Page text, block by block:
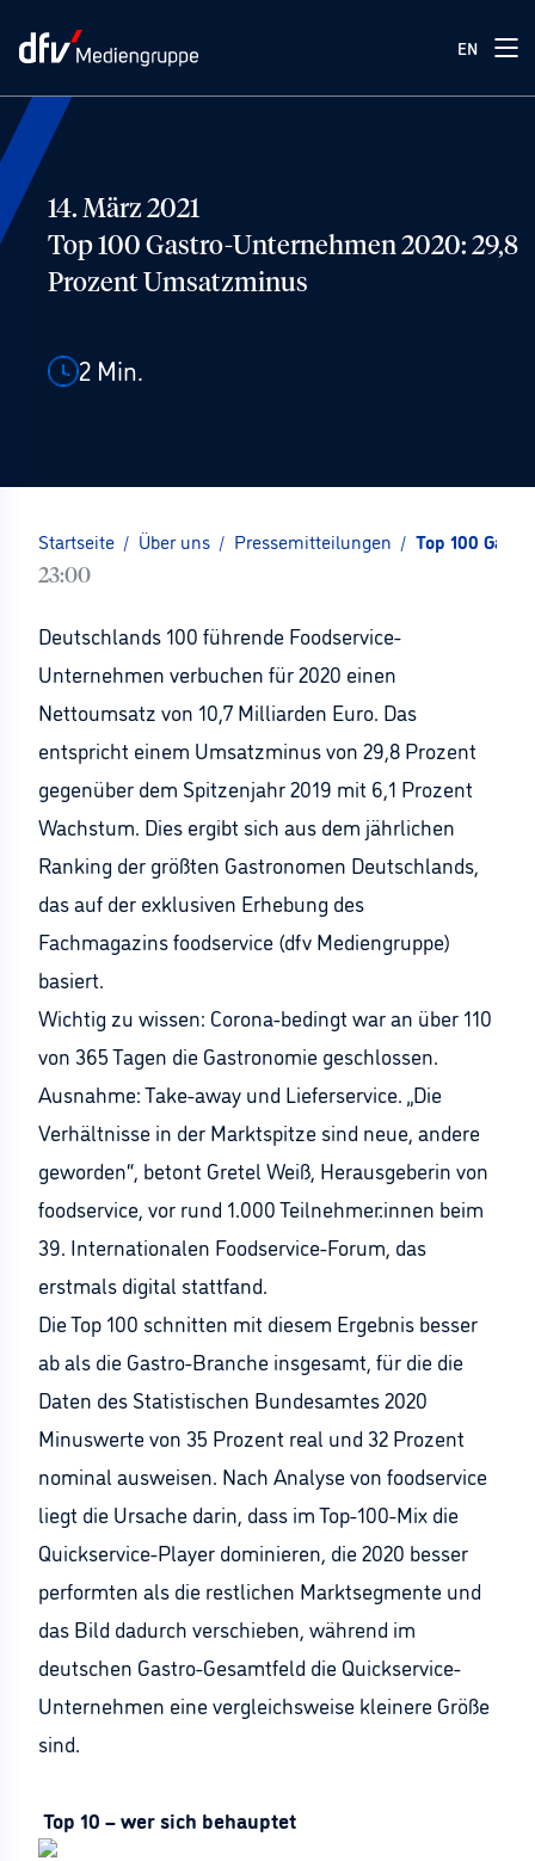
EN
14. März 2021
Top 100 Gastro-Unternehmen 2020: 29,8
Prozent Umsatzminus
2 Min.
Startseite / Über uns / Pressemitteilungen / Top 100
23:00
Deutschlands 100 führende Foodservice-
Unternehmen verbuchen für 2020 einen
Nettoumsatz von 10,7 Milliarden Euro. Das
entspricht einem Umsatzminus von 29,8 Prozent
gegenüber dem Spitzenjahr 2019 mit 6,1 Prozent
Wachstum. Dies ergibt sich aus dem jährlichen
Ranking der größten Gastronomen Deutschlands,
das auf der exklusiven Erhebung des
Fachmagazins foodservice (dfv Mediengruppe)
basiert.
Wichtig zu wissen: Corona-bedingt war an über 110
von 365 Tagen die Gastronomie geschlossen.
Ausnahme: Take-away und Lieferservice. „Die
Verhältnisse in der Marktspitze sind neue, andere
geworden“, betont Gretel Weiß, Herausgeberin von
foodservice, vor rund 1.000 Teilnehmer:innen beim
39. Internationalen Foodservice-Forum, das
erstmals digital stattfand.
Die Top 100 schnitten mit diesem Ergebnis besser
ab als die Gastro-Branche insgesamt, für die die
Daten des Statistischen Bundesamtes 2020
Minuswerte von 35 Prozent real und 32 Prozent
nominal ausweisen. Nach Analyse von foodservice
liegt die Ursache darin, dass im Top-100-Mix die
Quickservice-Player dominieren, die 2020 besser
performten als die restlichen Marktsegmente und
das Bild dadurch verschieben, während im
deutschen Gastro-Gesamtfeld die Quickservice-
Unternehmen eine vergleichsweise kleinere Größe
sind.
Top 10 – wer sich behauptet